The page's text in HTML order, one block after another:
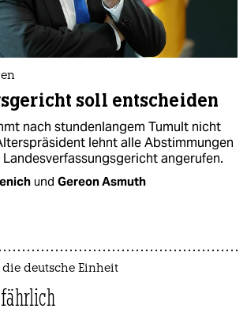
soll entscheiden
nach stundenlangem Tumult nicht
lehnt alle Abstimmungen
angerufen.
und Gereon Asmuth
deutsche Einheit